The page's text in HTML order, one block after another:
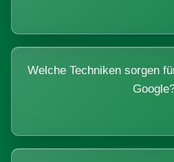
Welche Techniken sorgen